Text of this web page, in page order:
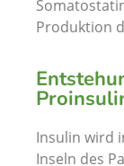
Produktion
Insulin wird
Inseln des